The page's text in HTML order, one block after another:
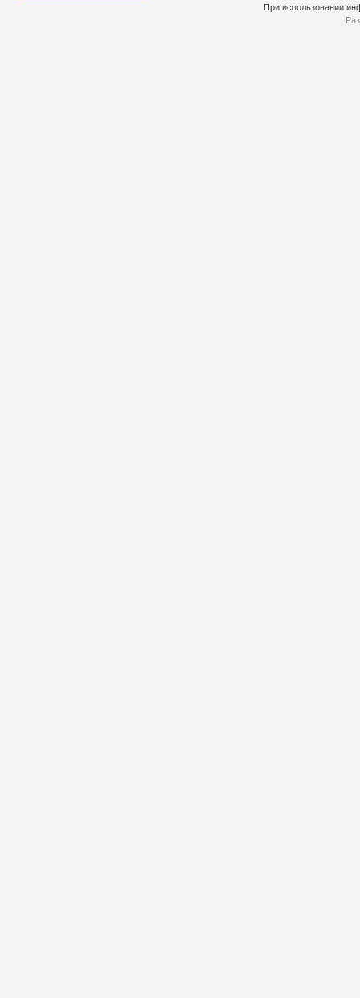
При использовании